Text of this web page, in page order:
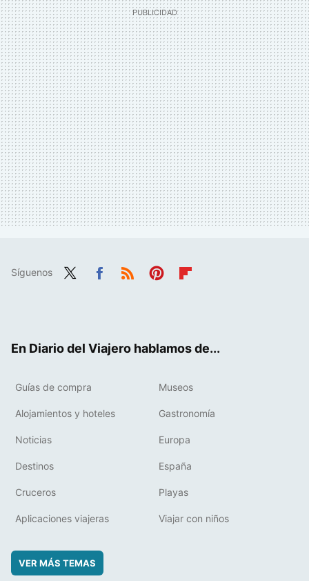
Síguenos
En Diario del Viajero hablamos de...
Guías de compra Museos
Alojamientos y hoteles Gastronomía
Noticias Europa
Destinos España
Cruceros Playas
Aplicaciones viajeras Viajar con niños
VER MÁS TEMAS